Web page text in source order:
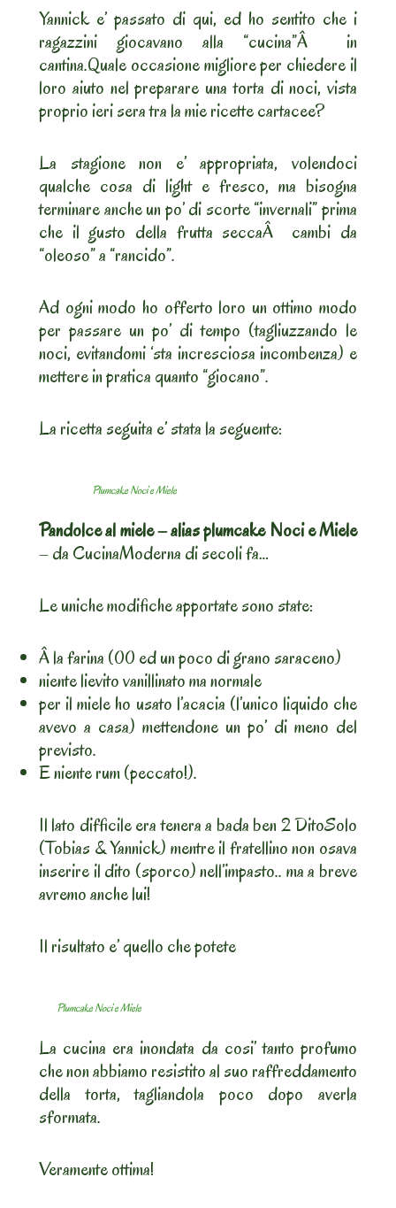
Yannick e’ passato di qui, ed ho sentito che i
ragazzini giocavano alla “cucina”Â in
cantina.Quale occasione migliore per chiedere il
loro aiuto nel preparare una torta di noci, vista
proprio ieri sera tra la mie ricette cartacee?
La stagione non e’ appropriata, volendoci
qualche cosa di light e fresco, ma bisogna
terminare anche un po’ di scorte “invernali” prima
che il gusto della frutta seccaÂ cambi da
“oleoso” a “rancido”.
Ad ogni modo ho offerto loro un ottimo modo
per passare un po’ di tempo (tagliuzzando le
noci, evitandomi ‘sta incresciosa incombenza) e
mettere in pratica quanto “giocano”.
La ricetta seguita e’ stata la seguente:
Plumcake Noci e Miele
Pandolce al miele – alias plumcake Noci e Miele
– da CucinaModerna di secoli fa…
Le uniche modifiche apportate sono state:
Â la farina (00 ed un poco di grano saraceno)
niente lievito vanillinato ma normale
per il miele ho usato l’acacia (l’unico liquido che
avevo a casa) mettendone un po’ di meno del
previsto.
E niente rum (peccato!).
Il lato difficile era tenera a bada ben 2 DitoSolo
(Tobias & Yannick) mentre il fratellino non osava
inserire il dito (sporco) nell’impasto.. ma a breve
avremo anche lui!
Il risultato e’ quello che potete
Plumcake Noci e Miele
La cucina era inondata da cosi’ tanto profumo
che non abbiamo resistito al suo raffreddamento
della torta, tagliandola poco dopo averla
sformata.
Veramente ottima!